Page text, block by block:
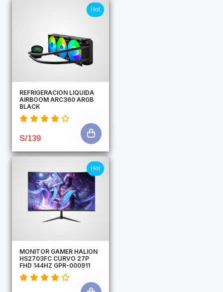
Hot
REFRIGERACION LIQUIDA
AIRBOOM ARC360 ARGB
BLACK
S/139
Hot
MONITOR GAMER HALION
HS2703FC CURVO 27P
FHD 144HZ GPR-000911